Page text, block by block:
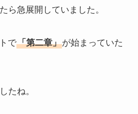
ら急展開していました。
で「第二章」が始まっていた
たね。